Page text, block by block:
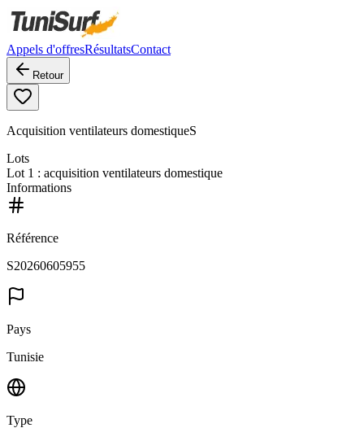
Appels d'offresRésultatsContact
Retour
Acquisition ventilateurs domestiqueS
Lots
Lot 1 : acquisition ventilateurs domestique
Informations
Référence
S20260605955
Pays
Tunisie
Type